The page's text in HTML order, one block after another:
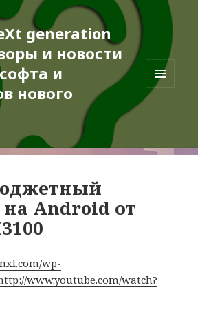
generation
и новости
и
нового
МЕНЮ
Android от
wp-
www.youtube.com/watch?